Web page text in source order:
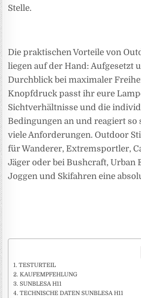
Stelle.
Die praktischen Vorteile von
liegen auf der Hand: Aufgesetzt
Durchblick bei maximaler
Knopfdruck passt ihr eure
Sichtverhältnisse und die
Bedingungen an und reagiert so
viele Anforderungen. Outdoor
für Wanderer, Extremsportler,
Jäger oder bei Bushcraft, Urban
Joggen und Skifahren eine
TESTURTEIL
KAUFEMPFEHLUNG
SUNBLESA H11
TECHNISCHE DATEN SUNBLESA H11